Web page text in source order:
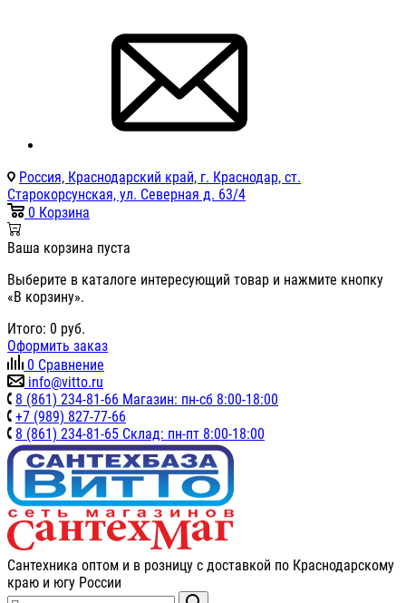
Россия, Краснодарский край, г. Краснодар, ст.
Старокорсунская, ул. Северная д. 63/4
0 Корзина
Ваша корзина пуста
Выберите в каталоге интересующий товар и нажмите кнопку
«В корзину».
Итого: 0 руб.
Оформить заказ
0 Сравнение
info@vitto.ru
8 (861) 234-81-66 Магазин: пн-сб 8:00-18:00
+7 (989) 827-77-66
8 (861) 234-81-65 Склад: пн-пт 8:00-18:00
Сантехника оптом и в розницу с доставкой по Краснодарскому
краю и югу России